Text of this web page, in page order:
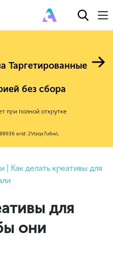
Эксплейнеры
Calltouch
Таргетированные
без сбора
при полной открутке
erid: 2Vtzqx7u6wL
Как делать креативы для
для
они